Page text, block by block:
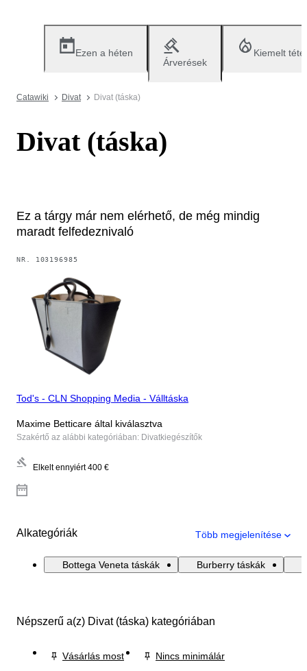
Ezen a héten
Árverések
Kiemelt
Catawiki Divat Divat (táska)
Divat (táska)
Ez a tárgy már nem elérhető, de még mindig
maradt felfedeznivaló
NR. 103196985
Tod's - CLN Shopping Media - Válltáska
Maxime Betticare által kiválasztva
Szakértő az alábbi kategóriában: Divatkiegészítők
Elkelt ennyiért 400 €
Alkategóriák Több megjelenítése
Bottega Veneta táskák Burberry táskák
Népszerű a(z) Divat (táska) kategóriában
Vásárlás most
Nincs minimálár